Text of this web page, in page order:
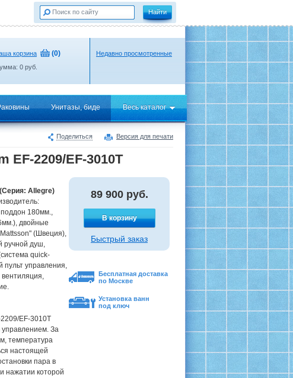
корзина (0)
0 руб.
Недавно просмотренные
Унитазы, биде Весь каталог
Поделиться Версия для печати
EF-2209/EF-3010T
Allegre)
180мм.,
двойные
(Швеция),
ручной душ,
quick-
пульт управления,
EF-3010T
За
температура
настоящей
пара в
нажатии которой
89 900 руб.
В корзину
Быстрый заказ
Бесплатная доставка
по Москве
Установка ванн
под ключ